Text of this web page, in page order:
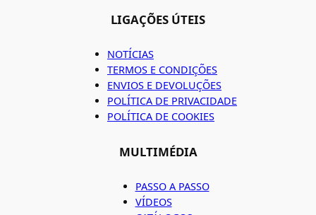
LIGAÇÕES ÚTEIS
NOTÍCIAS
TERMOS E CONDIÇÕES
ENVIOS E DEVOLUÇÕES
POLÍTICA DE PRIVACIDADE
POLÍTICA DE COOKIES
MULTIMÉDIA
PASSO A PASSO
VÍDEOS